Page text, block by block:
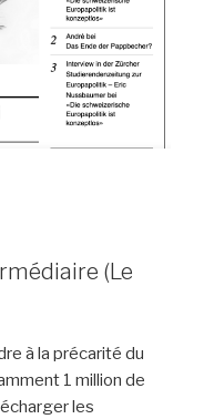
(Le
à la précarité du
1 million de
les